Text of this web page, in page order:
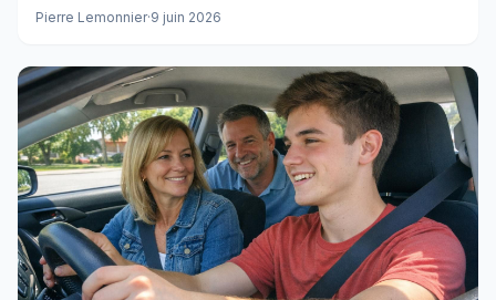
Pierre Lemonnier·9 juin 2026